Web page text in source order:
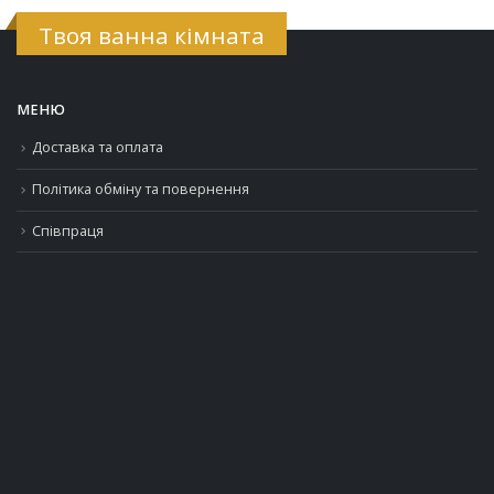
Твоя ванна кімната
МЕНЮ
Доставка та оплата
Політика обміну та повернення
Співпраця